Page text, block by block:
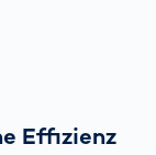
Effizienz